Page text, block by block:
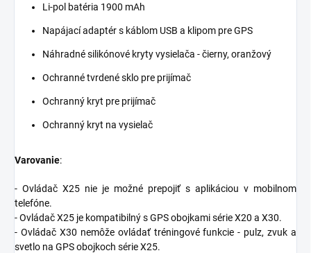
Li-pol batéria 1900 mAh
Napájací adaptér s káblom USB a klipom pre GPS
Náhradné silikónové kryty vysielača - čierny, oranžový
Ochranné tvrdené sklo pre prijímač
Ochranný kryt pre prijímač
Ochranný kryt na vysielač
Varovanie:
- Ovládač X25 nie je možné prepojiť s aplikáciou v mobilnom
telefóne.
- Ovládač X25 je kompatibilný s GPS obojkami série X20 a X30.
- Ovládač X30 nemôže ovládať tréningové funkcie - pulz, zvuk a
svetlo na GPS obojkoch série X25.